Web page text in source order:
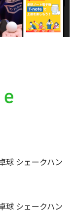
球 シェークハン
球 シェークハン